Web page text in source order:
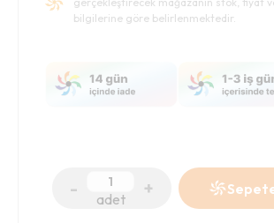
bilgilerine göre belirlenmektedir.
- adet +